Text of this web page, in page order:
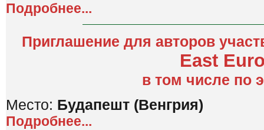
Подробнее...
Приглашение для авторов
East
в том числе по
Место: Будапешт (Венгрия)
Подробнее...